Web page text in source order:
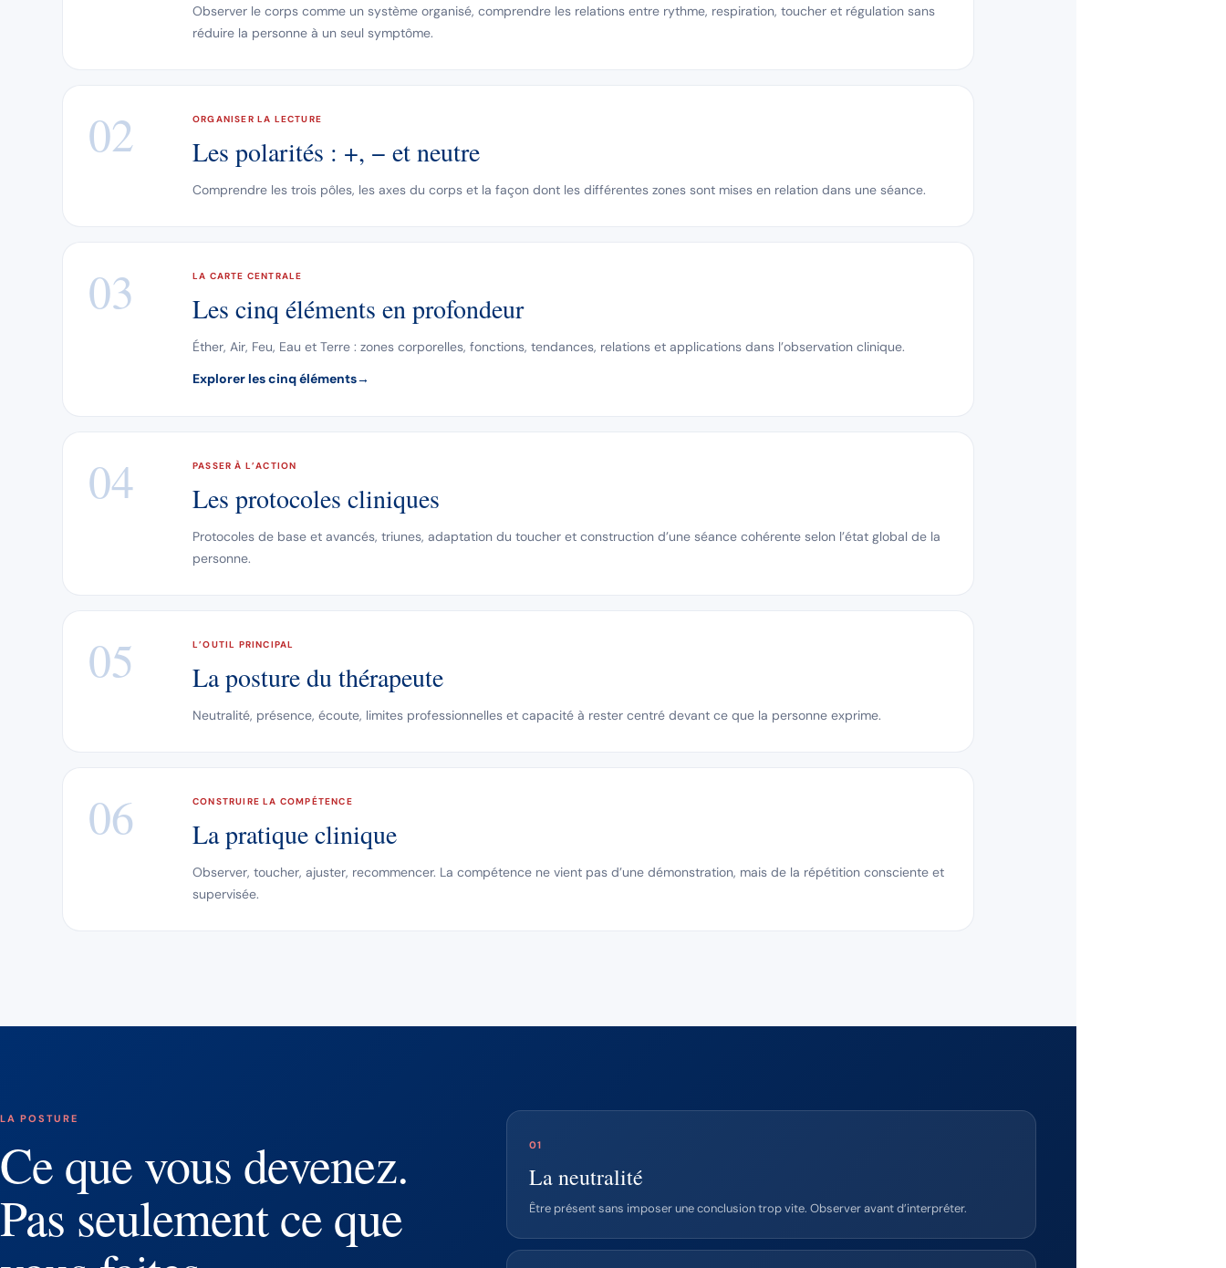
Observer le corps comme un système organisé, comprendre les relations entre rythme, respiration, toucher et régulation sans
réduire la personne à un seul symptôme.
02 ORGANISER LA LECTURE
Les polarités : +, − et neutre
Comprendre les trois pôles, les axes du corps et la façon dont les différentes zones sont mises en relation dans une séance.
03 LA CARTE CENTRALE
Les cinq éléments en profondeur
Éther, Air, Feu, Eau et Terre : zones corporelles, fonctions, tendances, relations et applications dans l’observation clinique.
Explorer les cinq éléments→
04 PASSER À L’ACTION
Les protocoles cliniques
Protocoles de base et avancés, triunes, adaptation du toucher et construction d’une séance cohérente selon l’état global de la
personne.
05 L’OUTIL PRINCIPAL
La posture du thérapeute
Neutralité, présence, écoute, limites professionnelles et capacité à rester centré devant ce que la personne exprime.
06 CONSTRUIRE LA COMPÉTENCE
La pratique clinique
Observer, toucher, ajuster, recommencer. La compétence ne vient pas d’une démonstration, mais de la répétition consciente et
supervisée.
LA POSTURE
Ce que vous devenez.
Pas seulement ce que
01
La neutralité
Être présent sans imposer une conclusion trop vite. Observer avant d’interpréter.